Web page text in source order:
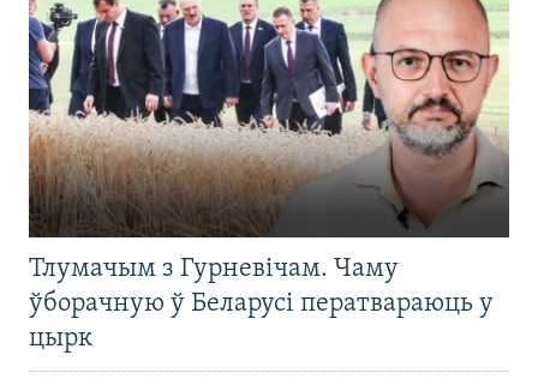
Тлумачым з Гурневічам. Чаму
ўборачную ў Беларусі ператвараюць у
цырк